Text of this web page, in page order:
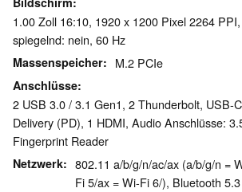
1.00 Zoll 16:10, 1920 x 1200 Pixel 2264
spiegelnd: nein, 60 Hz
Massenspeicher M.2 PCIe
Anschlüsse
2 USB 3.0 / 3.1 Gen1, 2 Thunderbolt, USB-
Delivery (PD), 1 HDMI, Audio Anschlüsse:
Fingerprint Reader
Netzwerk
802.11 a/b/g/n/ac/ax (a/b/g/n =
Fi 5/ax = Wi-Fi 6/), Bluetooth 5.3